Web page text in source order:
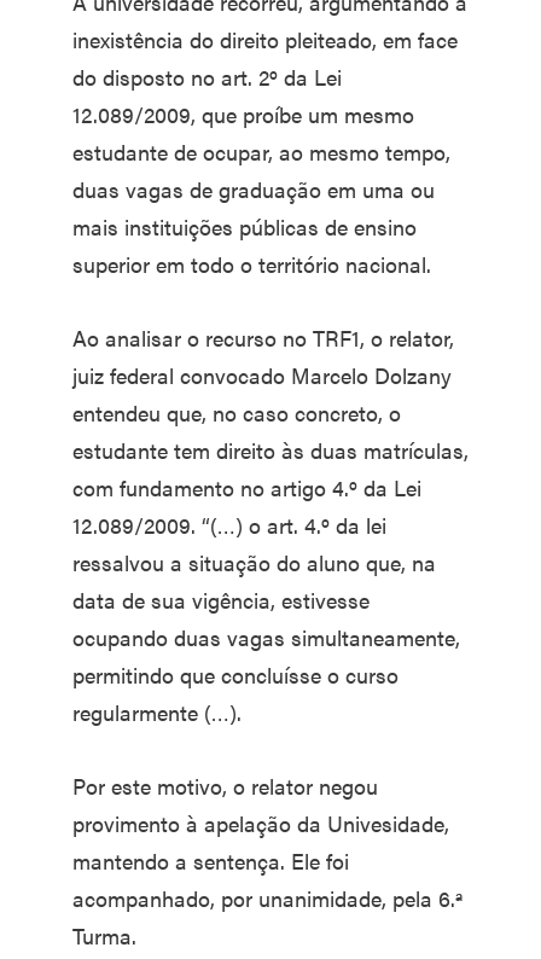
inexistência do direito pleiteado, em face
do disposto no art. 2º da Lei
12.089/2009, que proíbe um mesmo
estudante de ocupar, ao mesmo tempo,
duas vagas de graduação em uma ou
mais instituições públicas de ensino
superior em todo o território nacional.
Ao analisar o recurso no TRF1, o relator,
juiz federal convocado Marcelo Dolzany
entendeu que, no caso concreto, o
estudante tem direito às duas matrículas,
com fundamento no artigo 4.º da Lei
12.089/2009. “(…) o art. 4.º da lei
ressalvou a situação do aluno que, na
data de sua vigência, estivesse
ocupando duas vagas simultaneamente,
permitindo que concluísse o curso
regularmente (…).
Por este motivo, o relator negou
provimento à apelação da Univesidade,
mantendo a sentença. Ele foi
acompanhado, por unanimidade, pela 6.ª
Turma.